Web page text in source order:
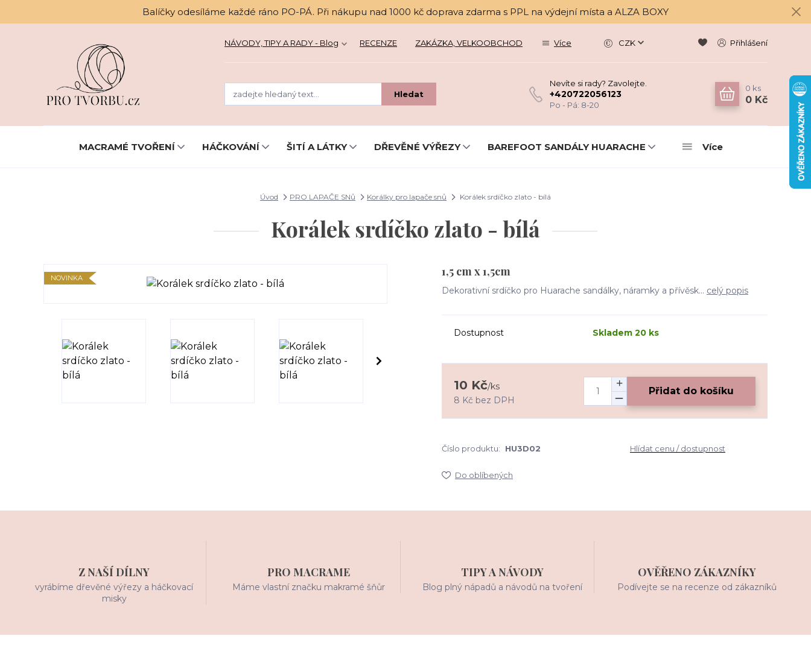
Balíčky odesíláme každé ráno PO-PÁ. Při nákupu nad 1000 kč doprava zdarma s PPL na výdejní místa a ALZA BOXY
NÁVODY, TIPY A RADY - Blog RECENZE ZAKÁZKA, VELKOOBCHOD Více CZK Přihlášení
Hledat
Nevíte si rady? Zavolejte.
+420722056123
Po - Pá: 8-20
0 ks
0 Kč
MACRAMÉ TVOŘENÍ HÁČKOVÁNÍ ŠITÍ A LÁTKY DŘEVĚNÉ VÝŘEZY BAREFOOT SANDÁLY HUARACHE Více
Úvod PRO LAPAČE SNů Korálky pro lapače snů Korálek srdíčko zlato - bílá
Korálek srdíčko zlato - bílá
NOVINKA 1,5 cm x 1,5cm
Dekorativní srdíčko pro Huarache sandálky, náramky a přívěsk... celý popis
Dostupnost Skladem 20 ks
10 Kč/ks
8 Kč bez DPH
Přidat do košíku
Číslo produktu: HU3D02 Hlídat cenu / dostupnost
Do oblíbených
Z NAŠÍ DÍLNY
vyrábíme dřevěné výřezy a háčkovací
misky
PRO MACRAME
Máme vlastní značku makramé šňůr
TIPY A NÁVODY
Blog plný nápadů a návodů na tvoření
OVĚŘENO ZÁKAZNÍKY
Podívejte se na recenze od zákazníků